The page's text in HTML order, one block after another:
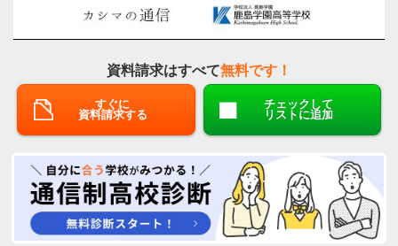
資料請求はすべて無料です！
すぐに
資料請求する
チェックして
リストに追加